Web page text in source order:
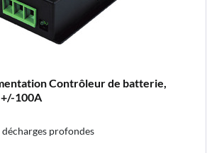
Contrôleur de batterie,
100A
profondes